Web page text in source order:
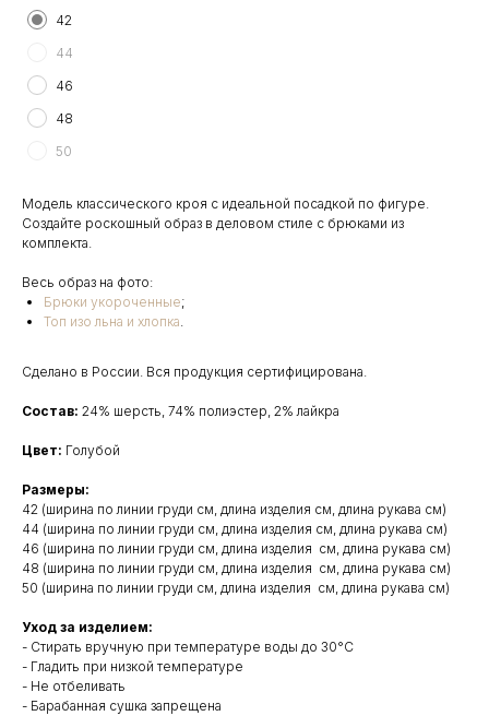
42
44
46
48
50
Модель классического кроя с идеальной посадкой по фигуре.
Создайте роскошный образ в деловом стиле с брюками из
комплекта.
Весь образ на фото:
Брюки укороченные;
Топ изо льна и хлопка.
Сделано в России. Вся продукция сертифицирована.
Состав: 24% шерсть, 74% полиэстер, 2% лайкра
Цвет: Голубой
Размеры:
42 (ширина по линии груди см, длина изделия см, длина рукава см)
44 (ширина по линии груди см, длина изделия см, длина рукава см)
46 (ширина по линии груди см, длина изделия см, длина рукава см)
48 (ширина по линии груди см, длина изделия см, длина рукава см)
50 (ширина по линии груди см, длина изделия см, длина рукава см)
Уход за изделием:
- Стирать вручную при температуре воды до 30°C
- Гладить при низкой температуре
- Не отбеливать
- Барабанная сушка запрещена